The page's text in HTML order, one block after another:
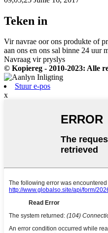
Teken in
Vir navrae oor ons produkte of
aan ons en ons sal binne 24 uur
Navraag vir pryslys
© Kopiereg - 2010-2023: Alle
Stuur e-pos
x